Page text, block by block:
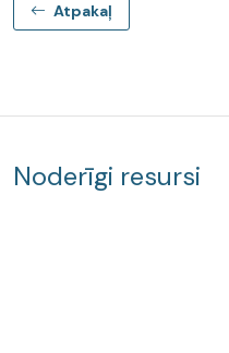
Atpakaļ
Noderīgi resursi